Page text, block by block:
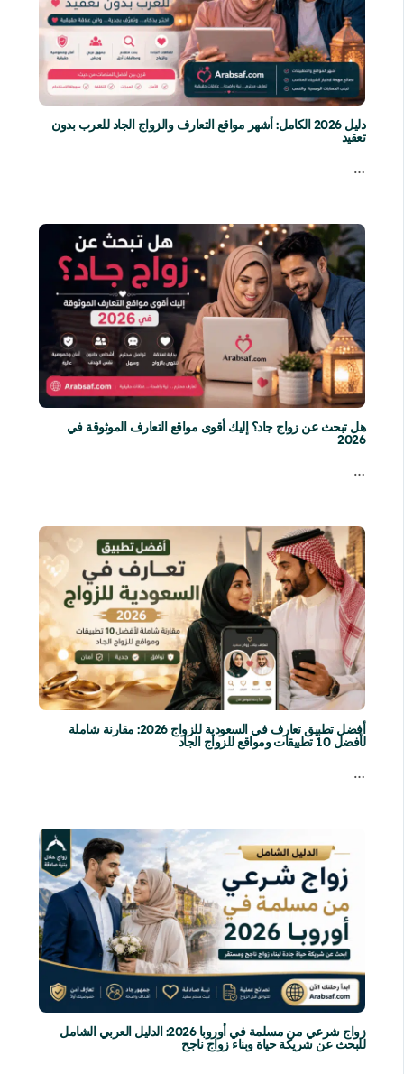
دليل 2026 الكامل: أشهر مواقع التعارف والزواج الجاد للعرب بدون
تعقيد
…
هل تبحث عن زواج جاد؟ إليك أقوى مواقع التعارف الموثوقة في
2026
…
أفضل تطبيق تعارف في السعودية للزواج 2026: مقارنة شاملة
لأفضل 10 تطبيقات ومواقع للزواج الجاد
…
زواج شرعي من مسلمة في أوروبا 2026: الدليل العربي الشامل
للبحث عن شريكة حياة وبناء زواج ناجح